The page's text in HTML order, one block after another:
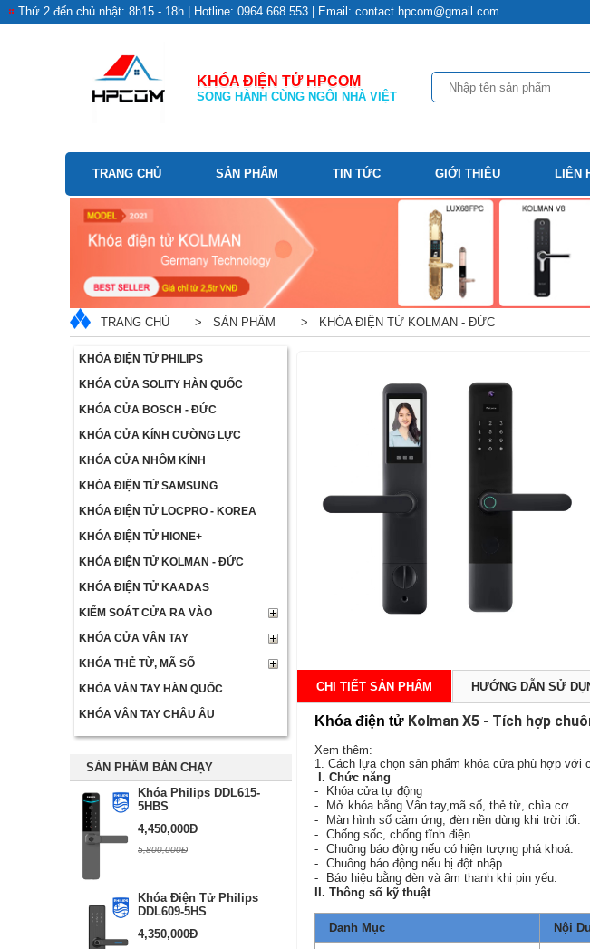
Thứ 2 đến chủ nhật: 8h15 - 18h | Hotline: 0964 668 553 | Email: contact.hpcom@gmail.com
KHÓA ĐIỆN TỬ HPCOM
SONG HÀNH CÙNG NGÔI NHÀ VIỆT
TRANG CHỦ SẢN PHẨM TIN TỨC GIỚI THIỆU LIÊN
TRANG CHỦ > SẢN PHẨM > KHÓA ĐIỆN TỬ KOLMAN - ĐỨC
KHÓA ĐIỆN TỬ PHILIPS
KHÓA CỬA SOLITY HÀN QUỐC
KHÓA CỬA BOSCH - ĐỨC
KHÓA CỬA KÍNH CƯỜNG LỰC
KHÓA CỬA NHÔM KÍNH
KHÓA ĐIỆN TỬ SAMSUNG
KHÓA ĐIỆN TỬ LOCPRO - KOREA
KHÓA ĐIỆN TỬ HIONE+
KHÓA ĐIỆN TỬ KOLMAN - ĐỨC
KHÓA ĐIỆN TỬ KAADAS
KIỂM SOÁT CỬA RA VÀO
KHÓA CỬA VÂN TAY
KHÓA THẺ TỪ, MÃ SỐ
KHÓA VÂN TAY HÀN QUỐC
KHÓA VÂN TAY CHÂU ÂU
SẢN PHẨM BÁN CHẠY
Khóa Philips DDL615-
5HBS
4,450,000Đ
5,800,000Đ
Khóa Điện Tử Philips
DDL609-5HS
4,350,000Đ
CHI TIẾT SẢN PHẨM HƯỚNG DẪN SỬ
Khóa điện tửKolman X5 - Tích hợp
Xem thêm:
1. Cách lựa chọn sản phẩm khóa cửa phù hợp với
I. Chức năng
-
Khóa cửa tự động
-
Mở khóa bằng Vân tay,mã số, thẻ từ, chìa cơ.
-
Màn hình số cảm ứng, đèn nền dùng khi trời tối.
-
Chống sốc, chống tĩnh điện.
-
Chuông báo động nếu có hiện tượng phá khoá.
-
Chuông báo động nếu bị đột nhập.
-
Báo hiệu bằng đèn và âm thanh khi pin yếu.
II. Thông số kỹ thuật
Danh Mục Nội